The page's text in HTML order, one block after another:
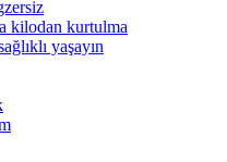
kilodan kurtulma
yaşayın